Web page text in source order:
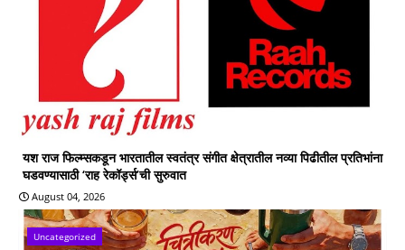
यश राज फिल्म्सकडून भारतातील स्वतंत्र संगीत क्षेत्रातील नव्या पिढीतील प्रतिभांना
घडवण्यासाठी ‘राह रेकॉर्ड्स’ची सुरुवात
August 04, 2026
Uncategorized